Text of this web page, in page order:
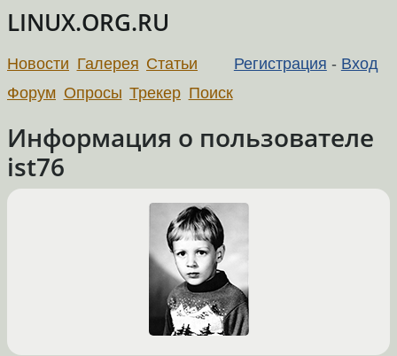
LINUX.ORG.RU
Регистрация - Вход
Новости Галерея Статьи
Форум Опросы Трекер Поиск
Информация о пользователе
ist76